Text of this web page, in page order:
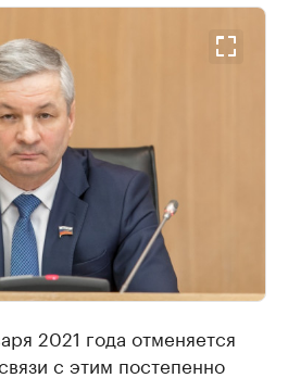
2021 года отменяется
с этим постепенно